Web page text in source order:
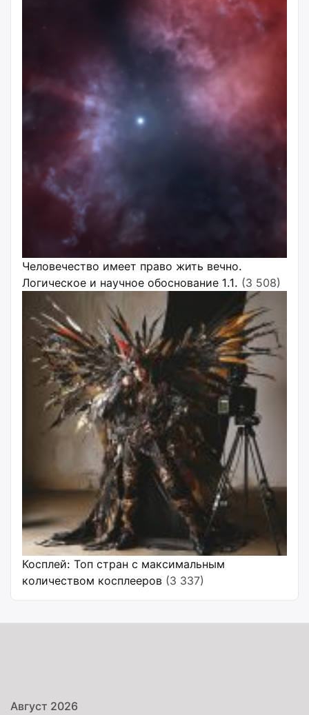
Человечество имеет право жить вечно.
Логическое и научное обоснование 1.1. (3 508)
Косплей: Топ стран с максимальным
количеством косплееров (3 337)
Август 2026